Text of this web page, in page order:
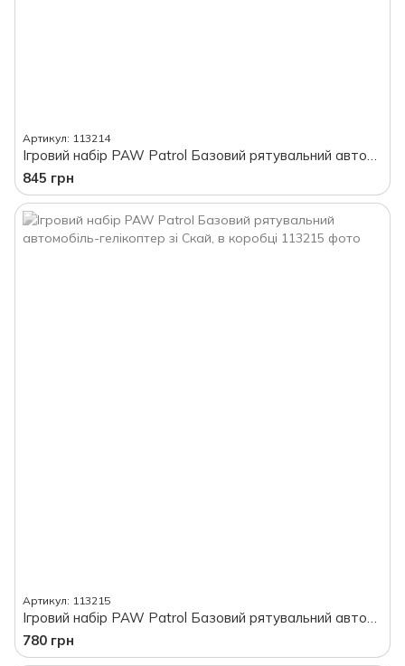
Артикул: 113214
845 грн
Артикул: 113215
780 грн